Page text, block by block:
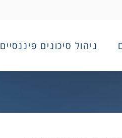
ניהול סיכונים פיננסיים